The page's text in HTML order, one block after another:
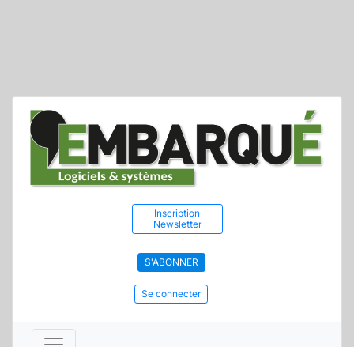
Inscription
Newsletter
S'ABONNER
Se connecter